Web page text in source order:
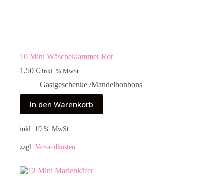
10 Mini Wäscheklammer Rot
1,50 € inkl. % MwSt.
Gastgeschenke /Mandelbonbons
In den Warenkorb
inkl. 19 % MwSt.
zzgl. Versandkosten